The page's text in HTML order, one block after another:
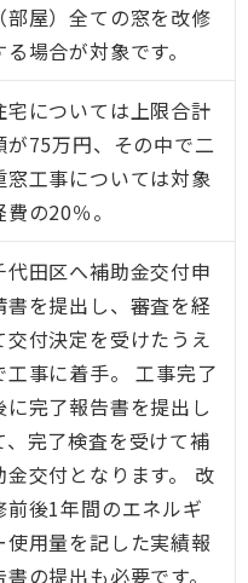
（部屋）全ての窓を改修
る場合が対象です。
宅については上限合計
が75万円、その中で二
窓工事については対象
費の20％。
代田区へ補助金交付申
書を提出し、審査を経
交付決定を受けたうえ
工事に着手。 工事完了
に完了報告書を提出し
、完了検査を受けて補
金交付となります。 改
前後1年間のエネルギ
使用量を記した実績報
書の提出も必要です。